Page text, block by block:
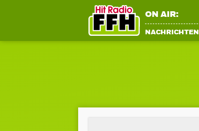
ON AIR:
NACHRICHTEN